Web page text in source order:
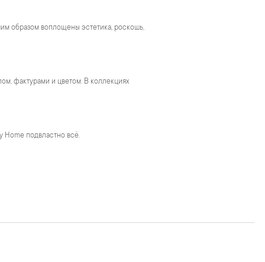
образом воплощены эстетика, роскошь,
фактурами и цветом. В коллекциях
подвластно всё.